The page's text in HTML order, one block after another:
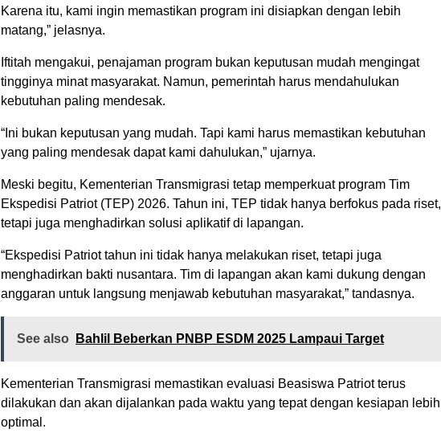
Karena itu, kami ingin memastikan program ini disiapkan dengan lebih
matang,” jelasnya.
Iftitah mengakui, penajaman program bukan keputusan mudah mengingat
tingginya minat masyarakat. Namun, pemerintah harus mendahulukan
kebutuhan paling mendesak.
“Ini bukan keputusan yang mudah. Tapi kami harus memastikan kebutuhan
yang paling mendesak dapat kami dahulukan,” ujarnya.
Meski begitu, Kementerian Transmigrasi tetap memperkuat program Tim
Ekspedisi Patriot (TEP) 2026. Tahun ini, TEP tidak hanya berfokus pada riset,
tetapi juga menghadirkan solusi aplikatif di lapangan.
“Ekspedisi Patriot tahun ini tidak hanya melakukan riset, tetapi juga
menghadirkan bakti nusantara. Tim di lapangan akan kami dukung dengan
anggaran untuk langsung menjawab kebutuhan masyarakat,” tandasnya.
See also Bahlil Beberkan PNBP ESDM 2025 Lampaui Target
Kementerian Transmigrasi memastikan evaluasi Beasiswa Patriot terus
dilakukan dan akan dijalankan pada waktu yang tepat dengan kesiapan lebih
optimal.